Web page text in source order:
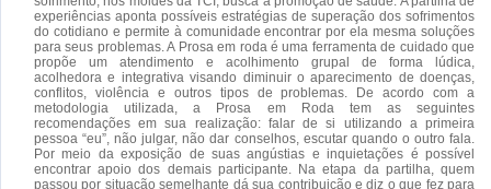
experiências aponta possíveis estratégias de superação dos sofrimentos
do cotidiano e permite à comunidade encontrar por ela mesma soluções
para seus problemas. A Prosa em roda é uma ferramenta de cuidado que
propõe um atendimento e acolhimento grupal de forma lúdica,
acolhedora e integrativa visando diminuir o aparecimento de doenças,
conflitos, violência e outros tipos de problemas. De acordo com a
metodologia utilizada, a Prosa em Roda tem as seguintes
recomendações em sua realização: falar de si utilizando a primeira
pessoa “eu”, não julgar, não dar conselhos, escutar quando o outro fala.
Por meio da exposição de suas angústias e inquietações é possível
encontrar apoio dos demais participante. Na etapa da partilha, quem
passou por situação semelhante dá sua contribuição e diz o que fez para